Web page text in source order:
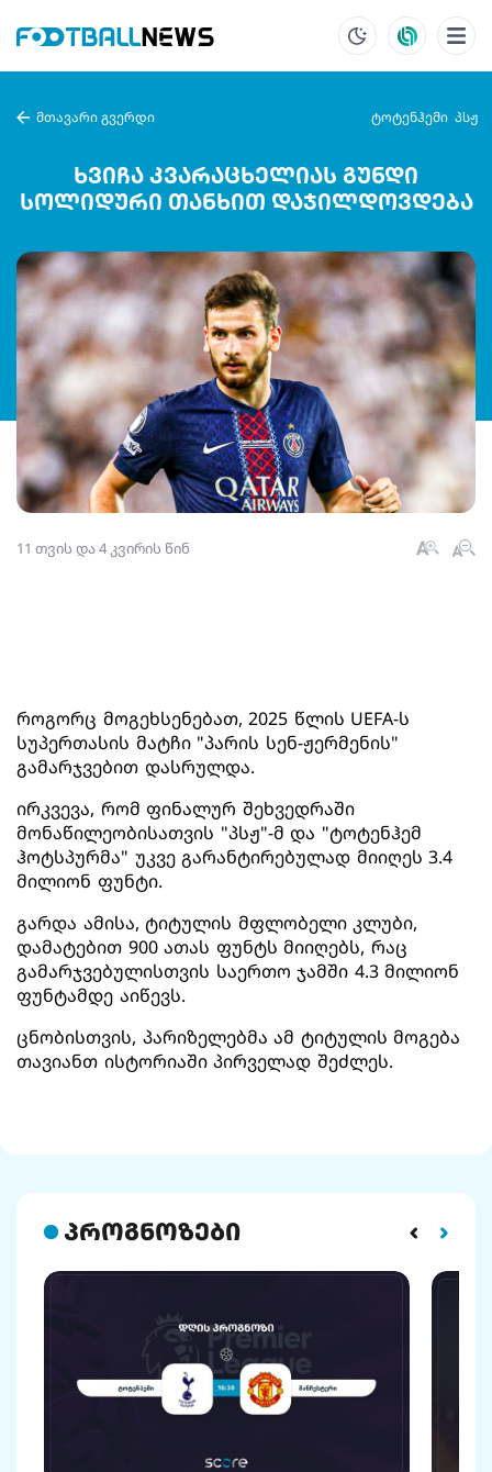
მთავარი გვერდი ტოტენჰემი პსჟ
ხვიჩა კვარაცხელიას გუნდი
სოლიდური თანხით დაჯილდოვდება
11 თვის და 4 კვირის წინ
როგორც მოგეხსენებათ, 2025 წლის UEFA-ს
სუპერთასის მატჩი "პარის სენ-ჟერმენის"
გამარჯვებით დასრულდა.
ირკვევა, რომ ფინალურ შეხვედრაში
მონაწილეობისათვის "პსჟ"-მ და "ტოტენჰემ
ჰოტსპურმა" უკვე გარანტირებულად მიიღეს 3.4
მილიონ ფუნტი.
გარდა ამისა, ტიტულის მფლობელი კლუბი,
დამატებით 900 ათას ფუნტს მიიღებს, რაც
გამარჯვებულისთვის საერთო ჯამში 4.3 მილიონ
ფუნტამდე აიწევს.
ცნობისთვის, პარიზელებმა ამ ტიტულის მოგება
თავიანთ ისტორიაში პირველად შეძლეს.
პროგნოზები